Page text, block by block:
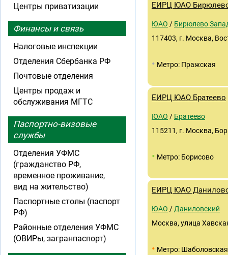
ЕИРЦ ЮАО
ЮАО / Бирюлево
117403, г. Москва,
• Метро: Пражская
ЕИРЦ ЮАО Братеево
ЮАО / Братеево
115211, г. Москва,
• Метро: Борисово
ЕИРЦ ЮАО
ЮАО / Даниловский
Москва, улица
• Метро: Шаболовская
Центры приватизации
Финансы и связь
Налоговые инспекции
Отделения Сбербанка РФ
Почтовые отделения
Центры продаж и
обслуживания МГТС
Паспортно-визовые
службы
Отделения УФМС
(гражданство РФ,
временное проживание,
вид на жительство)
Паспортные столы (паспорт
РФ)
Районные отделения УФМС
(ОВИРы, загранпаспорт)